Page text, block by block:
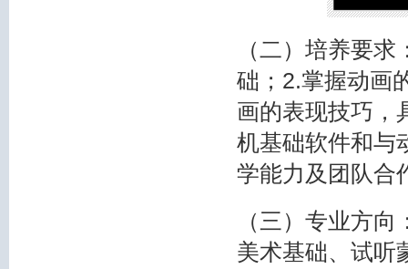
（二）培养要
础；2.掌握动画
画的表现技巧，
机基础软件和与
学能力及团队合
（三）专业方
美术基础、试听